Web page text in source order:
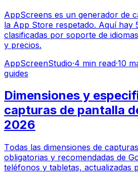
AppScreens es un generador de
la App Store respetado. Aquí hay
clasificadas por soporte de
y precios.
AppScreenStudio·4 min read·10
guides
Dimensiones y
capturas de pantalla
2026
Todas las dimensiones de
obligatorias y recomendadas de
teléfonos y tabletas, actualizadas